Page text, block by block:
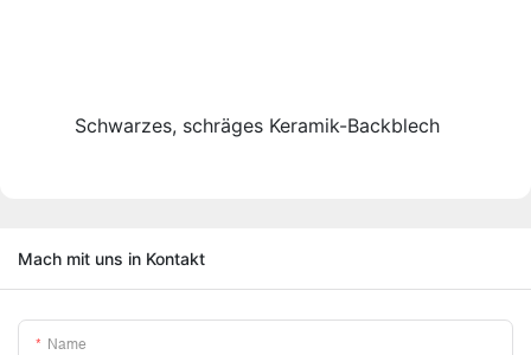
Schwarzes, schräges Keramik-Backblech
Mach mit uns in Kontakt
Name